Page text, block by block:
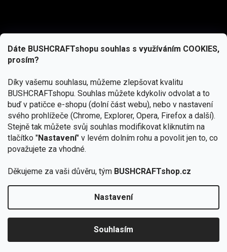
Dáte BUSHCRAFTshopu souhlas s využíváním COOKIES,
prosím?
Díky vašemu souhlasu, můžeme zlepšovat kvalitu
BUSHCRAFTshopu. Souhlas můžete kdykoliv odvolat a to
buď v patičce e-shopu (dolní část webu), nebo v nastavení
svého prohlížeče (Chrome, Explorer, Opera, Firefox a další).
Stejně tak můžete svůj souhlas modifikovat kliknutím na
tlačítko "Nastavení" v levém dolním rohu a povolit jen to, co
považujete za vhodné.
Děkujeme za vaši důvěru, tým BUSHCRAFTshop.cz
Nastavení
Souhlasím
zapojte se do slosování o kurz s
podmínkami ochrany osobních údajů
Copyright 2026BUSHCRAFTshop.cz. Všechna práva
vyhrazena.Upravit nastavení cookies